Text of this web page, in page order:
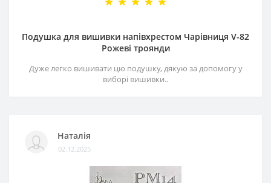
Подушка для вишивки напівхрестом Чарівниця V-82
Рожеві троянди
Дуже легко вишивати цю подушку, дякую за допомогу у
виборі вишивки..
Наталія
02.12.2025